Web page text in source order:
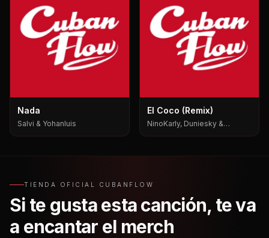
Nada
Salvi & Yohanluis
El Coco (Remix)
NinoKarly, Duniesky &
TIENDA OFICIAL CUBANFLOW
Si te gusta esta canción, te va
a encantar el merch